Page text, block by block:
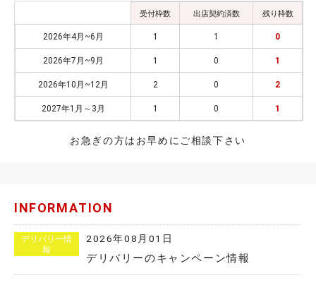
受付枠数 出店契約済数 残り枠数
2026年4月~6月 1 1 0
2026年7月~9月 1 0 1
2026年10月~12月 2 0 2
2027年1月～3月 1 0 1
お急ぎの方はお早めにご相談下さい
INFORMATION
デリバリー情
報
2026年08月01日
デリバリーのキャンペーン情報